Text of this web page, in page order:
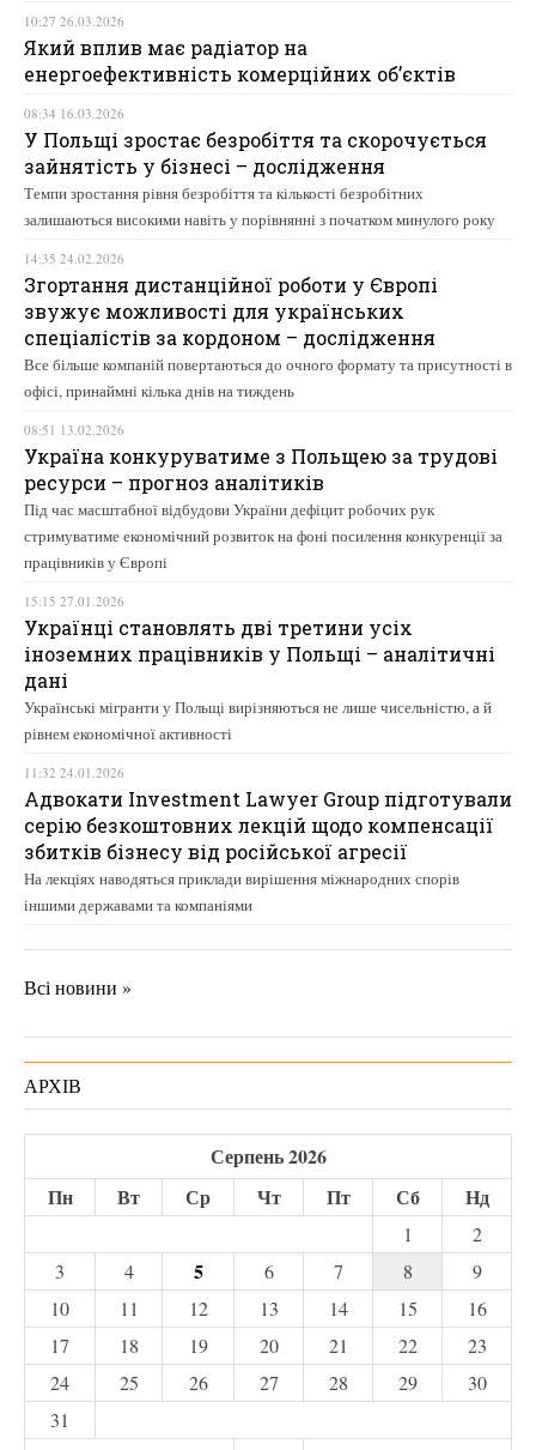
10:27 26.03.2026
Який вплив має радіатор на
енергоефективність комерційних об’єктів
08:34 16.03.2026
У Польщі зростає безробіття та скорочується
зайнятість у бізнесі – дослідження
Темпи зростання рівня безробіття та кількості безробітних
залишаються високими навіть у порівнянні з початком минулого року
14:35 24.02.2026
Згортання дистанційної роботи у Європі
звужує можливості для українських
спеціалістів за кордоном – дослідження
Все більше компаній повертаються до очного формату та присутності в
офісі, принаймні кілька днів на тиждень
08:51 13.02.2026
Україна конкуруватиме з Польщею за трудові
ресурси – прогноз аналітиків
Під час масштабної відбудови України дефіцит робочих рук
стримуватиме економічний розвиток на фоні посилення конкуренції за
працівників у Європі
15:15 27.01.2026
Українці становлять дві третини усіх
іноземних працівників у Польщі – аналітичні
дані
Українські мігранти у Польщі вирізняються не лише чисельністю, а й
рівнем економічної активності
11:32 24.01.2026
Адвокати Investment Lawyer Group підготували
серію безкоштовних лекцій щодо компенсації
збитків бізнесу від російської агресії
На лекціях наводяться приклади вирішення міжнародних спорів
іншими державами та компаніями
Всі новини »
АРХІВ
Серпень 2026
Пн
Вт Ср Чт Пт Сб Нд
1
2
3
4 5 6 7 8
9
10
11 12 13 14 15
16
17
18 19 20 21 22
23
24
25 26 27 28 29
30
31